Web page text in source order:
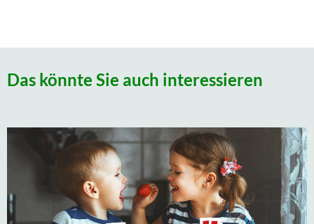
Das könnte Sie auch interessieren